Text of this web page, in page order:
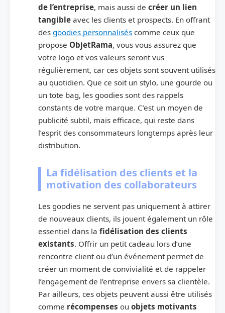
de l’entreprise, mais aussi de créer un lien
tangible avec les clients et prospects. En offrant
des goodies personnalisés comme ceux que
propose ObjetRama, vous vous assurez que
votre logo et vos valeurs seront vus
régulièrement, car ces objets sont souvent utilisés
au quotidien. Que ce soit un stylo, une gourde ou
un tote bag, les goodies sont des rappels
constants de votre marque. C’est un moyen de
publicité subtil, mais efficace, qui reste dans
l’esprit des consommateurs longtemps après leur
distribution.
La fidélisation des clients et la
motivation des collaborateurs
Les goodies ne servent pas uniquement à attirer
de nouveaux clients, ils jouent également un rôle
essentiel dans la fidélisation des clients
existants. Offrir un petit cadeau lors d’une
rencontre client ou d’un événement permet de
créer un moment de convivialité et de rappeler
l’engagement de l’entreprise envers sa clientèle.
Par ailleurs, ces objets peuvent aussi être utilisés
comme récompenses ou objets motivants